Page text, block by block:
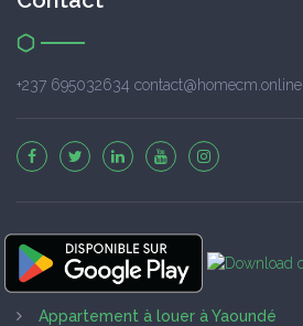
+237 695032634 contact@homecm.online
Appartement à louer à Yaoundé